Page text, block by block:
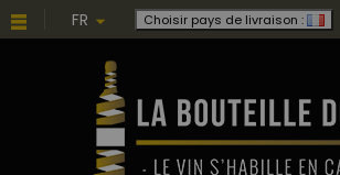
FR Choisir pays de livraison :